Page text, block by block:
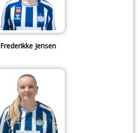
Frederikke Jensen